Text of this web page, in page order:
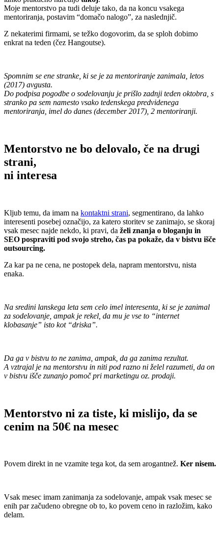
Moje mentorstvo pa tudi deluje tako, da na koncu vsakega
mentoriranja, postavim “domačo nalogo”, za naslednjič.
Z nekaterimi firmami, se težko dogovorim, da se sploh dobimo
enkrat na teden (čez Hangoutse).
Spomnim se ene stranke, ki se je za mentoriranje zanimala, letos
(2017) avgusta.
Do podpisa pogodbe o sodelovanju je prišlo zadnji teden oktobra, s
stranko pa sem namesto vsako tedenskega predvidenega
mentoriranja, imel do danes (december 2017), 2 mentoriranji.
Mentorstvo ne bo delovalo, če na drugi
strani,
ni interesa
Kljub temu, da imam na kontaktni strani, segmentirano, da lahko
interesenti posebej označijo, za katero storitev se zanimajo, se skoraj
vsak mesec najde nekdo, ki pravi, da želi znanja o bloganju in
SEO pospraviti pod svojo streho, čas pa pokaže, da v bistvu išče
outsourcing.
Za kar pa ne cena, ne postopek dela, napram mentorstvu, nista
enaka.
Na sredini lanskega leta sem celo imel interesenta, ki se je zanimal
za sodelovanje, ampak je rekel, da mu je vse to “internet
klobasanje” isto kot “driska”.
Da ga v bistvu to ne zanima, ampak, da ga zanima rezultat.
A vztrajal je na mentorstvu in niti pod razno ni želel razumeti, da on
v bistvu išče zunanjo pomoč pri marketingu oz. prodaji.
Mentorstvo ni za tiste, ki mislijo, da se
cenim na 50€ na mesec
Povem direkt in ne vzamite tega kot, da sem arogantnež. Ker nisem.
Vsak mesec imam zanimanja za sodelovanje, ampak vsak mesec se
enih par začudeno obregne ob to, ko povem ceno in razložim, kako
delam.